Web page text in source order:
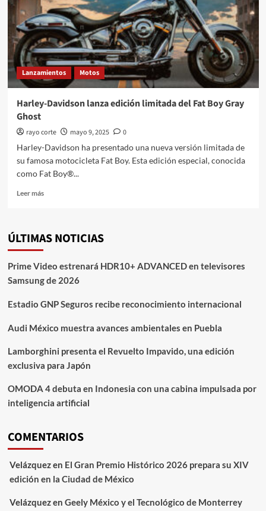
Gray
Ghost
en
Latinoamérica
Lanzamientos Motos
Harley-Davidson lanza edición limitada del Fat Boy Gray
Ghost
rayo corte mayo 9, 2025
0
Harley-Davidson ha presentado una nueva versión limitada de
su famosa motocicleta Fat Boy. Esta edición especial, conocida
como Fat Boy®...
Leer másLeer
Davidson
lanza
limitada
del
Boy
Ghost
ÚLTIMAS NOTICIAS
Prime Video estrenará HDR10+ ADVANCED en televisores
Samsung de 2026
Estadio GNP Seguros recibe reconocimiento internacional
Audi México muestra avances ambientales en Puebla
Lamborghini presenta el Revuelto Impavido, una edición
exclusiva para Japón
OMODA 4 debuta en Indonesia con una cabina impulsada por
inteligencia artificial
COMENTARIOS
Velázquezen El Gran Premio Histórico 2026 prepara su XIV
edición en la Ciudad de México
Velázquezen Geely México y el Tecnológico de Monterrey